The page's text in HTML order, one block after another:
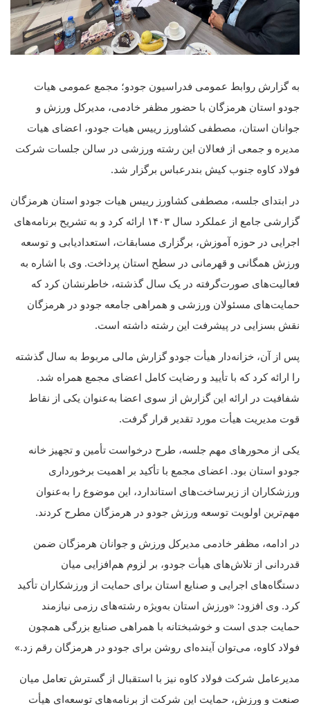
به گزارش روابط عمومی فدراسیون جودو؛ مجمع عمومی هیات
جودو استان هرمزگان با حضور مظفر خادمی، مدیرکل ورزش و
جوانان استان، مصطفی کشاورز رییس هیات جودو، اعضای هیات
مدیره و جمعی از فعالان این رشته ورزشی در سالن جلسات شرکت
فولاد کاوه جنوب کیش بندرعباس برگزار شد.
در ابتدای جلسه، مصطفی کشاورز رییس هیات جودو استان هرمزگان
گزارشی جامع از عملکرد سال ۱۴۰۳ ارائه کرد و به تشریح برنامه‌های
اجرایی در حوزه آموزش، برگزاری مسابقات، استعدادیابی و توسعه
ورزش همگانی و قهرمانی در سطح استان پرداخت. وی با اشاره به
فعالیت‌های صورت‌گرفته در یک سال گذشته، خاطرنشان کرد که
حمایت‌های مسئولان ورزشی و همراهی جامعه جودو در هرمزگان
نقش بسزایی در پیشرفت این رشته داشته است.
پس از آن، خزانه‌دار هیأت جودو گزارش مالی مربوط به سال گذشته
را ارائه کرد که با تأیید و رضایت کامل اعضای مجمع همراه شد.
شفافیت در ارائه این گزارش از سوی اعضا به‌عنوان یکی از نقاط
قوت مدیریت هیأت مورد تقدیر قرار گرفت.
یکی از محورهای مهم جلسه، طرح درخواست تأمین و تجهیز خانه
جودو استان بود. اعضای مجمع با تأکید بر اهمیت برخورداری
ورزشکاران از زیرساخت‌های استاندارد، این موضوع را به‌عنوان
مهم‌ترین اولویت توسعه ورزش جودو در هرمزگان مطرح کردند.
در ادامه، مظفر خادمی مدیرکل ورزش و جوانان هرمزگان ضمن
قدردانی از تلاش‌های هیأت جودو، بر لزوم هم‌افزایی میان
دستگاه‌های اجرایی و صنایع استان برای حمایت از ورزشکاران تأکید
کرد. وی افزود: «ورزش استان به‌ویژه رشته‌های رزمی نیازمند
حمایت جدی است و خوشبختانه با همراهی صنایع بزرگی همچون
فولاد کاوه، می‌توان آینده‌ای روشن برای جودو در هرمزگان رقم زد.»
مدیرعامل شرکت فولاد کاوه نیز با استقبال از گسترش تعامل میان
صنعت و ورزش، حمایت این شرکت از برنامه‌های توسعه‌ای هیأت